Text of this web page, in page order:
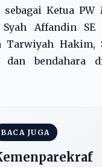
Ketua PW
Affandin
Tarwiyah Hakim,
dan bendahara
BACA JUGA